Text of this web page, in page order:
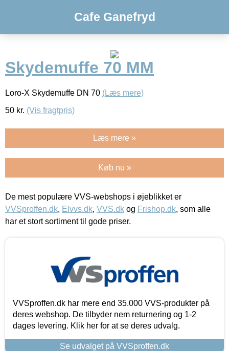
Cafe Ganefryd
Skydemuffe 70 MM
Loro-X Skydemuffe DN 70 (Læs mere)
50 kr. (Vis fragtpris)
Læs mere »
Køb nu »
De mest populære VVS-webshops i øjeblikket er
VVSproffen.dk, Elvvs.dk, VVS.dk og Frishop.dk, som alle
har et stort sortiment til gode priser.
VVSproffen.dk har mere end 35.000 VVS-produkter på
deres webshop. De tilbyder nem returnering og 1-2
dages levering. Klik her for at se deres udvalg.
Se udvalget på VVSproffen.dk